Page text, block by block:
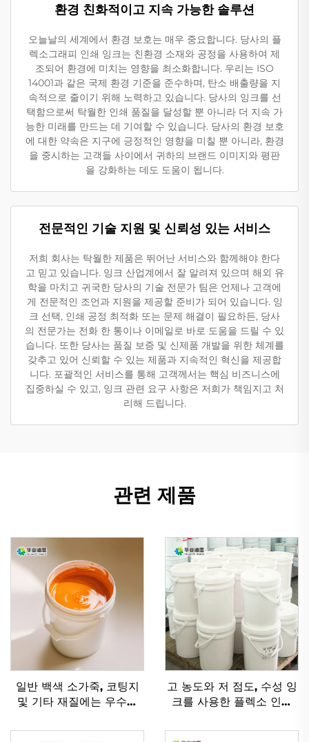
환경 친화적이고 지속 가능한 솔루션
오늘날의 세계에서 환경 보호는 매우 중요합니다. 당사의 플
렉소그래피 인쇄 잉크는 친환경 소재와 공정을 사용하여 제
조되어 환경에 미치는 영향을 최소화합니다. 우리는 ISO
14001과 같은 국제 환경 기준을 준수하며, 탄소 배출량을 지
속적으로 줄이기 위해 노력하고 있습니다. 당사의 잉크를 선
택함으로써 탁월한 인쇄 품질을 달성할 뿐 아니라 더 지속 가
능한 미래를 만드는 데 기여할 수 있습니다. 당사의 환경 보호
에 대한 약속은 지구에 긍정적인 영향을 미칠 뿐 아니라, 환경
을 중시하는 고객들 사이에서 귀하의 브랜드 이미지와 평판
을 강화하는 데도 도움이 됩니다.
전문적인 기술 지원 및 신뢰성 있는 서비스
저희 회사는 탁월한 제품은 뛰어난 서비스와 함께해야 한다
고 믿고 있습니다. 잉크 산업계에서 잘 알려져 있으며 해외 유
학을 마치고 귀국한 당사의 기술 전문가 팀은 언제나 고객에
게 전문적인 조언과 지원을 제공할 준비가 되어 있습니다. 잉
크 선택, 인쇄 공정 최적화 또는 문제 해결이 필요하든, 당사
의 전문가는 전화 한 통이나 이메일로 바로 도움을 드릴 수 있
습니다. 또한 당사는 품질 보증 및 신제품 개발을 위한 체계를
갖추고 있어 신뢰할 수 있는 제품과 지속적인 혁신을 제공합
니다. 포괄적인 서비스를 통해 고객께서는 핵심 비즈니스에
집중하실 수 있고, 잉크 관련 요구 사항은 저희가 책임지고 처
리해 드립니다.
관련 제품
일반 백색 소가죽, 코팅지
및 기타 재질에는 우수한
적용 가능합니다.
고 농도와 저 점도, 수성 잉
크를 사용한 플렉소 인쇄